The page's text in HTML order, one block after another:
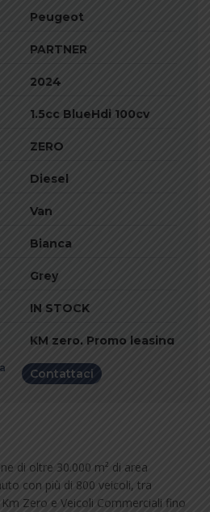
Peugeot
PARTNER
2024
1.5cc BlueHdi 100cv
ZERO
Diesel
Van
Bianca
Grey
IN STOCK
KM zero, Promo leasing
Contattaci
di oltre 30.000 m² di area
con più di 800 veicoli, tra
Zero e Veicoli Commerciali fino